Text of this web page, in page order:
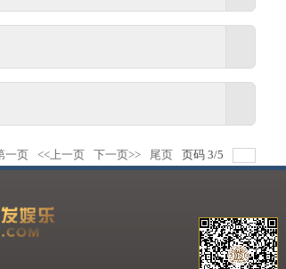
一页 <<上一页 下一页>> 尾页 页码 3/5